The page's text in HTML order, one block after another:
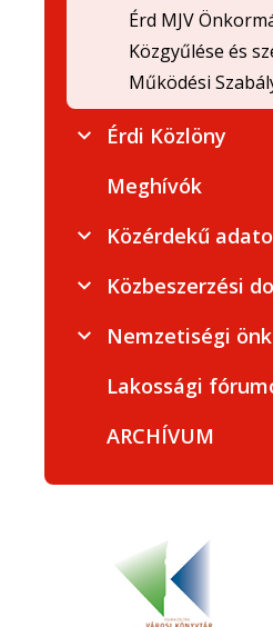
Érd MJV
Közgyűlése és
Működési
Érdi Közlöny
Meghívók
Közérdekű
Közbeszerzési
Nemzetiségi
Lakossági
ARCHÍVUM